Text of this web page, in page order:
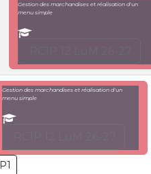
Gestion des marchandises et réalisation d'un
menu simple
Gestion des marchandises et réalisation d'un
menu simple
P1